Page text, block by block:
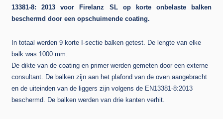
13381-8: 2013 voor Firelanz SL op korte onbelaste balken
beschermd door een opschuimende coating.
In totaal werden 9 korte I-sectie balken getest. De lengte van elke
balk was 1000 mm.
De dikte van de coating en primer werden gemeten door een externe
consultant. De balken zijn aan het plafond van de oven aangebracht
en de uiteinden van de liggers zijn volgens de EN13381-8:2013
beschermd. De balken werden van drie kanten verhit.